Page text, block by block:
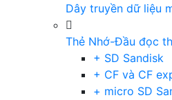
Dây truyền dữ liệu
Thẻ Nhớ-Đầu đọc
+ SD Sandisk
+ CF và CF
+ micro SD